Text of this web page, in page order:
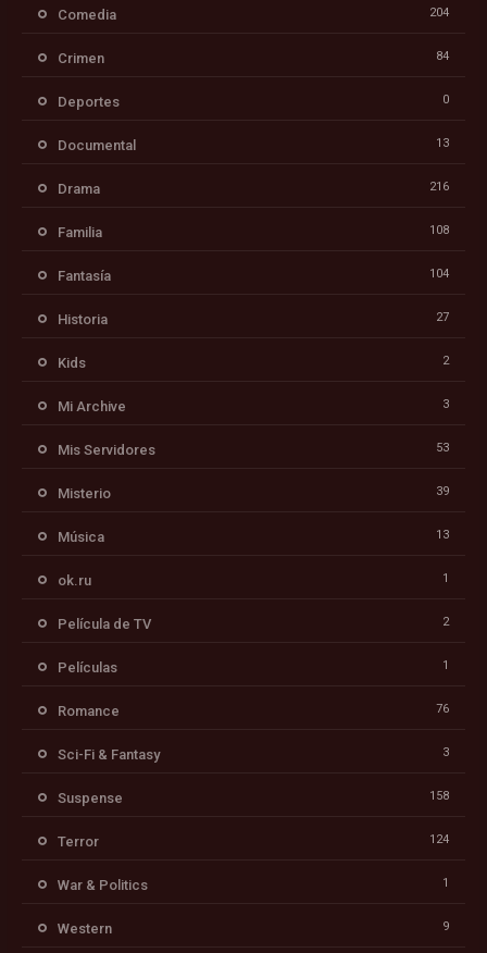
Comedia 204
Crimen 84
Deportes 0
Documental 13
Drama 216
Familia 108
Fantasía 104
Historia 27
Kids 2
Mi Archive 3
Mis Servidores 53
Misterio 39
Música 13
ok.ru 1
Película de TV 2
Películas 1
Romance 76
Sci-Fi & Fantasy 3
Suspense 158
Terror 124
War & Politics 1
Western 9